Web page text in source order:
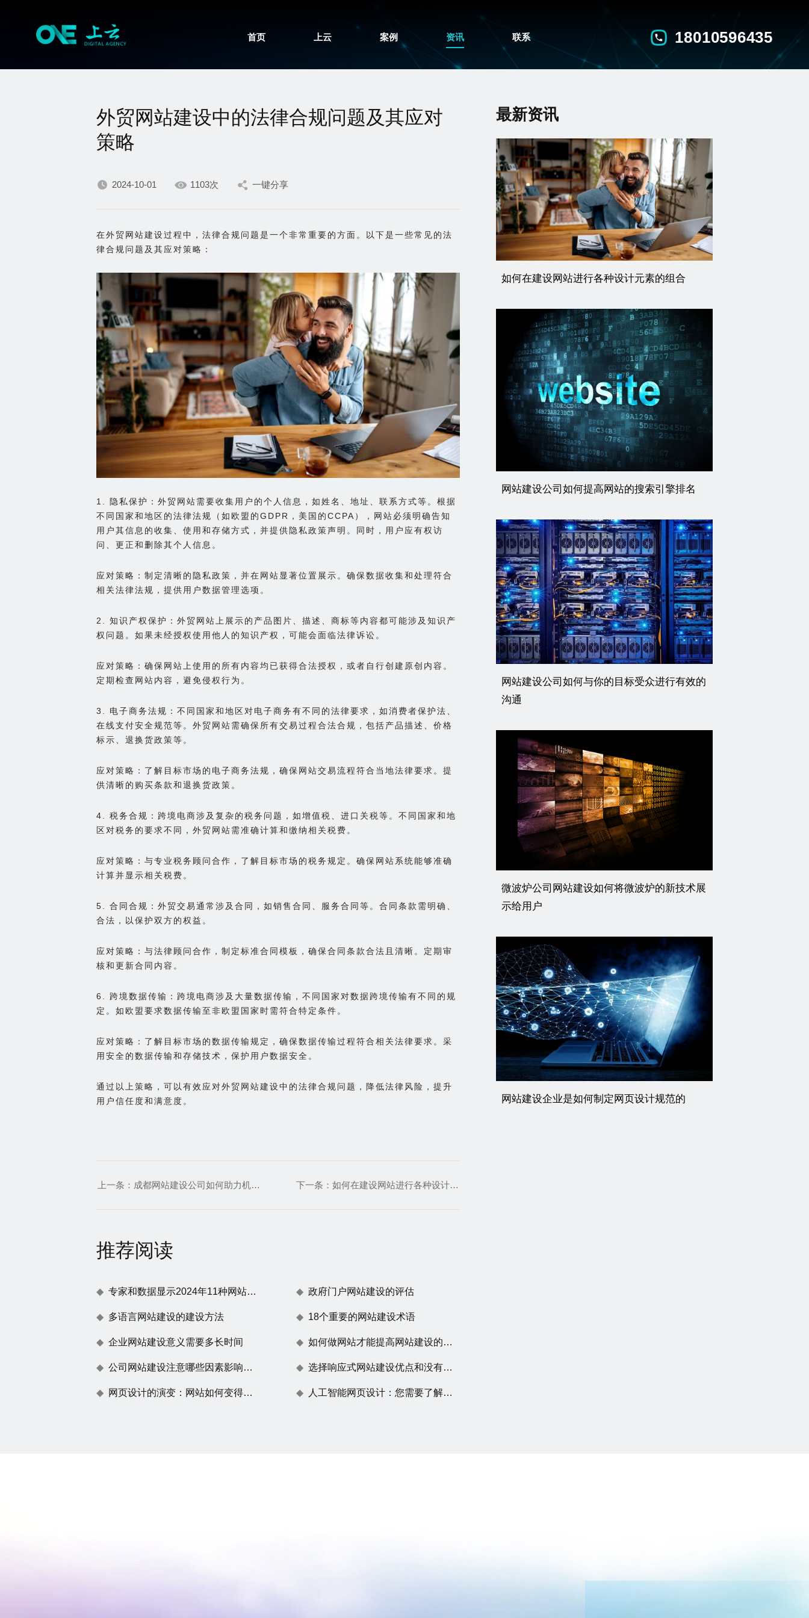
首页 上云 案例 资讯 联系 18010596435
外贸网站建设中的法律合规问题及其应对
策略
2024-10-01 1103次 一键分享
在外贸网站建设过程中，法律合规问题是一个非常重要的方面。以下是一些常见的法
律合规问题及其应对策略：
1. 隐私保护：外贸网站需要收集用户的个人信息，如姓名、地址、联系方式等。根据
不同国家和地区的法律法规（如欧盟的GDPR，美国的CCPA），网站必须明确告知
用户其信息的收集、使用和存储方式，并提供隐私政策声明。同时，用户应有权访
问、更正和删除其个人信息。
应对策略：制定清晰的隐私政策，并在网站显著位置展示。确保数据收集和处理符合
相关法律法规，提供用户数据管理选项。
2. 知识产权保护：外贸网站上展示的产品图片、描述、商标等内容都可能涉及知识产
权问题。如果未经授权使用他人的知识产权，可能会面临法律诉讼。
应对策略：确保网站上使用的所有内容均已获得合法授权，或者自行创建原创内容。
定期检查网站内容，避免侵权行为。
3. 电子商务法规：不同国家和地区对电子商务有不同的法律要求，如消费者保护法、
在线支付安全规范等。外贸网站需确保所有交易过程合法合规，包括产品描述、价格
标示、退换货政策等。
应对策略：了解目标市场的电子商务法规，确保网站交易流程符合当地法律要求。提
供清晰的购买条款和退换货政策。
4. 税务合规：跨境电商涉及复杂的税务问题，如增值税、进口关税等。不同国家和地
区对税务的要求不同，外贸网站需准确计算和缴纳相关税费。
应对策略：与专业税务顾问合作，了解目标市场的税务规定。确保网站系统能够准确
计算并显示相关税费。
5. 合同合规：外贸交易通常涉及合同，如销售合同、服务合同等。合同条款需明确、
合法，以保护双方的权益。
应对策略：与法律顾问合作，制定标准合同模板，确保合同条款合法且清晰。定期审
核和更新合同内容。
6. 跨境数据传输：跨境电商涉及大量数据传输，不同国家对数据跨境传输有不同的规
定。如欧盟要求数据传输至非欧盟国家时需符合特定条件。
应对策略：了解目标市场的数据传输规定，确保数据传输过程符合相关法律要求。采
用安全的数据传输和存储技术，保护用户数据安全。
通过以上策略，可以有效应对外贸网站建设中的法律合规问题，降低法律风险，提升
用户信任度和满意度。
上一条： 成都网站建设公司如何助力机械设备企业进行营销网站设计 下一条： 如何在建设网站进行各种设计元素的组合
推荐阅读
专家和数据显示2024年11种网站建设趋势 政府门户网站建设的评估
多语言网站建设的建设方法 18个重要的网站建设术语
企业网站建设意义需要多长时间 如何做网站才能提高网站建设的用户体验度
公司网站建设注意哪些因素影响百度蜘蛛抓取 选择响应式网站建设优点和没有任何效果原因
网页设计的演变：网站如何变得不仅仅是一张漂亮的脸蛋 人工智能网页设计：您需要了解的一切
最新资讯
如何在建设网站进行各种设计元素的组合
网站建设公司如何提高网站的搜索引擎排名
网站建设公司如何与你的目标受众进行有效的
沟通
微波炉公司网站建设如何将微波炉的新技术展
示给用户
网站建设企业是如何制定网页设计规范的